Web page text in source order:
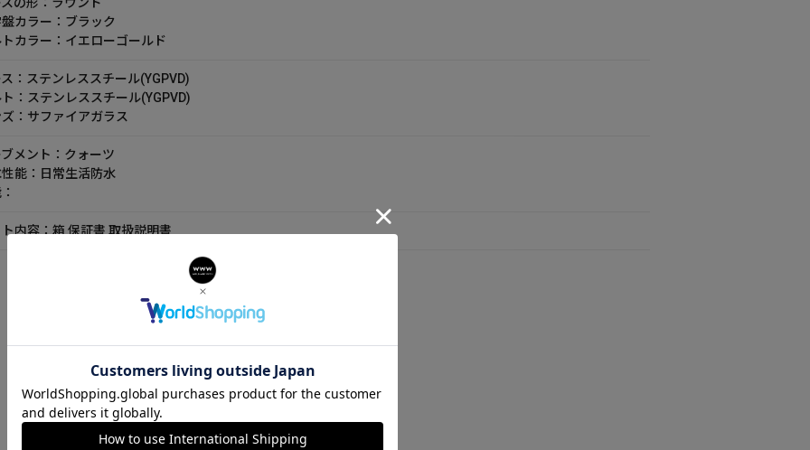
カラー：ブラック
カラー：イエローゴールド
：ステンレススチール(YGPVD)
：ステンレススチール(YGPVD)
：サファイアガラス
メント：クォーツ
能：日常生活防水
内容：箱 保証書 取扱説明書